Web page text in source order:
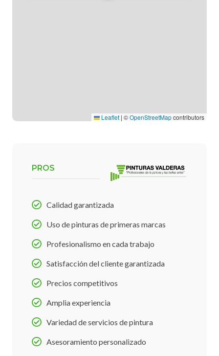
Leaflet | ©OpenStreetMapcontributors
PROS
Calidad garantizada
Uso de pinturas de primeras marcas
Profesionalismo en cada trabajo
Satisfacción del cliente garantizada
Precios competitivos
Amplia experiencia
Variedad de servicios de pintura
Asesoramiento personalizado